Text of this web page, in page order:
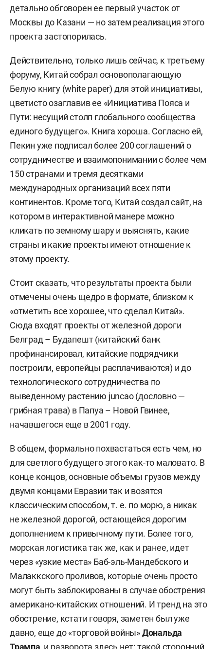
детально обговорен ее первый участок от
Москвы до Казани — но затем реализация этого
проекта застопорилась.
Действительно, только лишь сейчас, к третьему
форуму, Китай собрал основополагающую
Белую книгу (white paper) для этой инициативы,
цветисто озаглавив ее «Инициатива Пояса и
Пути: несущий столп глобального сообщества
единого будущего». Книга хороша. Согласно ей,
Пекин уже подписал более 200 соглашений о
сотрудничестве и взаимопонимании с более чем
150 странами и тремя десятками
международных организаций всех пяти
континентов. Кроме того, Китай создал сайт, на
котором в интерактивной манере можно
кликать по земному шару и выяснять, какие
страны и какие проекты имеют отношение к
этому проекту.
Стоит сказать, что результаты проекта были
отмечены очень щедро в формате, близком к
«отметить все хорошее, что сделал Китай».
Сюда входят проекты от железной дороги
Белград – Будапешт (китайский банк
профинансировал, китайские подрядчики
построили, европейцы расплачиваются) и до
технологического сотрудничества по
выведенному растению juncao (дословно —
грибная трава) в Папуа – Новой Гвинее,
начавшегося еще в 2001 году.
В общем, формально похвастаться есть чем, но
для светлого будущего этого как-то маловато. В
конце концов, основные объемы грузов между
двумя концами Евразии так и возятся
классическим способом, т. е. по морю, а никак
не железной дорогой, остающейся дорогим
дополнением к привычному пути. Более того,
морская логистика так же, как и ранее, идет
через «узкие места» Баб-эль-Мандебского и
Малаккского проливов, которые очень просто
могут быть заблокированы в случае обострения
американо-китайских отношений. И тренд на это
обострение, кстати говоря, заметен был уже
давно, еще до «торговой войны»Дональда